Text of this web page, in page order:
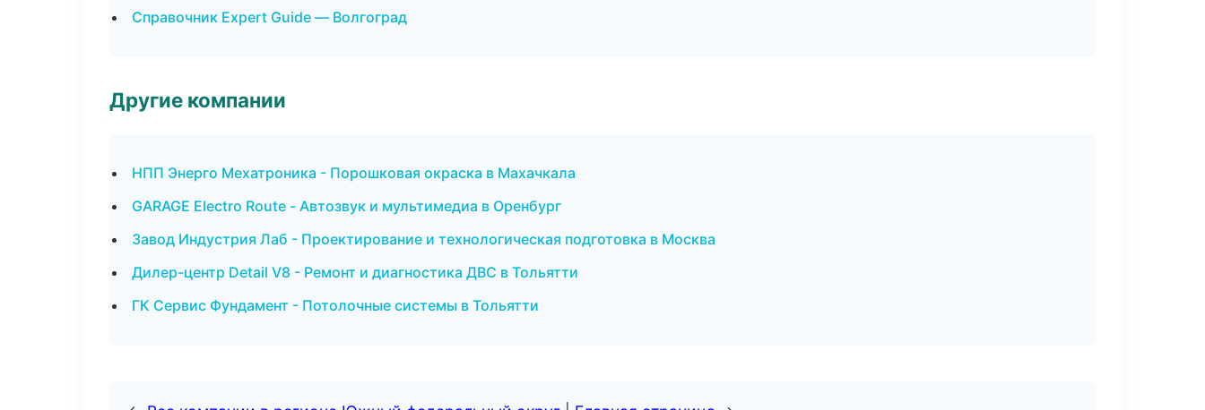
Справочник Expert Guide — Волгоград
Другие компании
НПП Энерго Мехатроника - Порошковая окраска в Махачкала
GARAGE Electro Route - Автозвук и мультимедиа в Оренбург
Завод Индустрия Лаб - Проектирование и технологическая подготовка в Москва
Дилер-центр Detail V8 - Ремонт и диагностика ДВС в Тольятти
ГК Сервис Фундамент - Потолочные системы в Тольятти